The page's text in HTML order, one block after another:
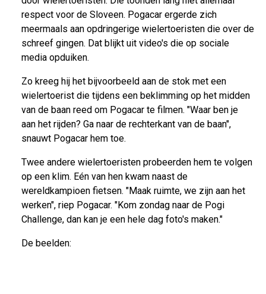
respect voor de Sloveen. Pogacar ergerde zich
meermaals aan opdringerige wielertoeristen die over de
schreef gingen. Dat blijkt uit video's die op sociale
media opduiken.
Zo kreeg hij het bijvoorbeeld aan de stok met een
wielertoerist die tijdens een beklimming op het midden
van de baan reed om Pogacar te filmen. "Waar ben je
aan het rijden? Ga naar de rechterkant van de baan",
snauwt Pogacar hem toe.
Twee andere wielertoeristen probeerden hem te volgen
op een klim. Eén van hen kwam naast de
wereldkampioen fietsen. "Maak ruimte, we zijn aan het
werken", riep Pogacar. "Kom zondag naar de Pogi
Challenge, dan kan je een hele dag foto's maken."
De beelden: